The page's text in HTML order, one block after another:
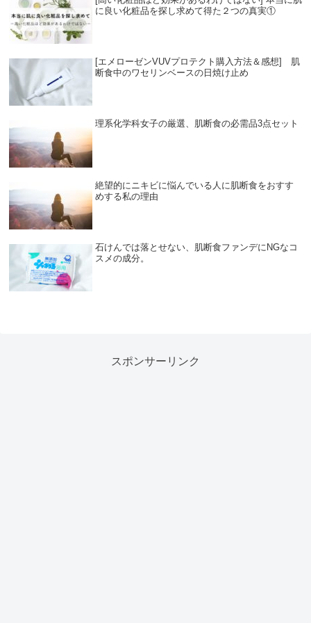
に良い化粧品を探し求めて得た２つの真実①
[エメローゼンVUVプロテクト購入方法＆感想] 肌
断食中のワセリンベースの日焼け止め
理系化学科女子の厳選、肌断食の必需品3点セット
絶望的にニキビに悩んでいる人に肌断食をおすす
めする私の理由
石けんでは落とせない、肌断食ファンデにNGなコ
スメの成分。
スポンサーリンク